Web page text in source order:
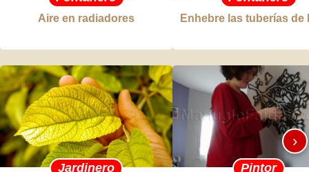
Aire en radiadores Enhebre las tuberías de
Jardinero Pintor
›